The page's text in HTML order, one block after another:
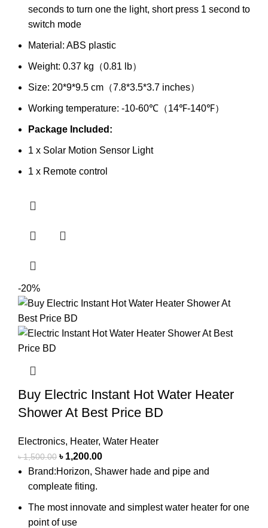
seconds to turn one the light, short press 1 second to
switch mode
Material: ABS plastic
Weight: 0.37 kg（0.81 lb）
Size: 20*9*9.5 cm（7.8*3.5*3.7 inches）
Working temperature: -10-60℃（14℉-140℉）
Package Included:
1 x Solar Motion Sensor Light
1 x Remote control
-20%
Buy Electric Instant Hot Water Heater
Shower At Best Price BD
Electronics, Heater, Water Heater
৳1,500.00 ৳ 1,200.00
Brand:Horizon, Shawer hade and pipe and
compleate fiting.
The most innovate and simplest water heater for one
point of use